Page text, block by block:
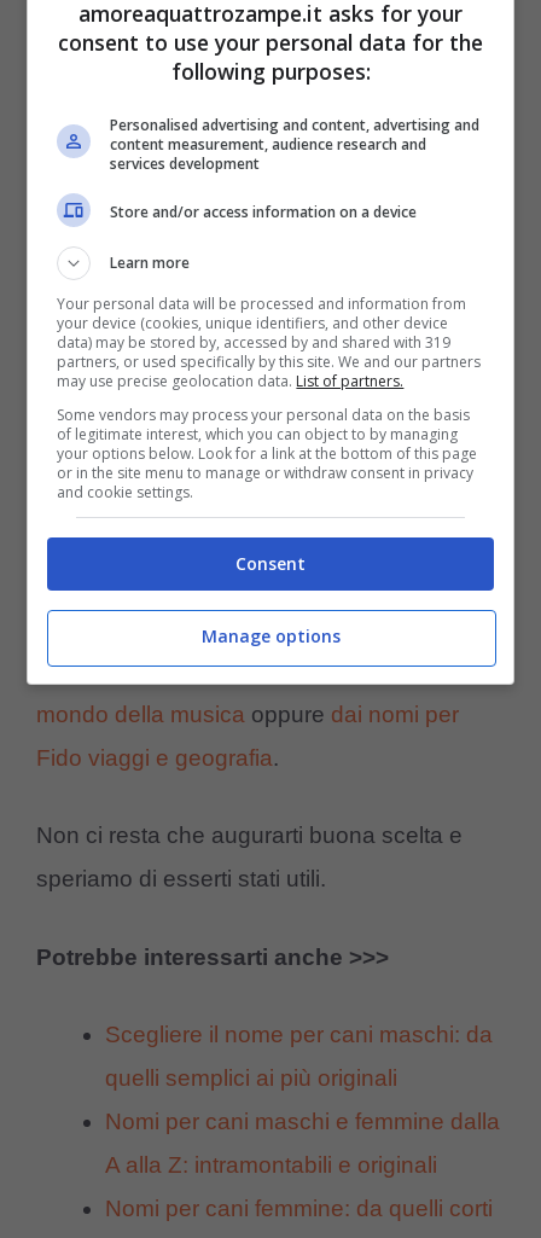
consigli sei ancora nell’impasse più totale?
Non disperare, può accadere. Non ti
lasciamo solo in questo momento, anzi, ti
offriamo altri ricchi spunti. Innanzitutto i nomi
di cani femmine e maschi che iniziano con le
altre lettere dell’alfabeto
F
,X,Y,Z .
Ma non è tutto. Se pensi che la prima lettera
non sia la scelta giusta per il tuo nuovo
amico a quattro zampe puoi optare per i
di cani deifilm,oppure per inomi dei Fido
dei
nomi
inglesi e americani. Ah, potresti anche
lasciati ispiraredai nomi di cani legati al
mondo della musica oppure dai nomi per
Fido viaggi e geografia.
Non ci resta che augurarti buona scelta e
speriamo di esserti stati utili.
Potrebbe interessarti anche >>>
Scegliere il nome per cani maschi: da
quelli semplici ai più originali
Nomi per cani maschi e femmine dalla
A alla Z: intramontabili e originali
Nomi per cani femmine: da quelli corti
amoreaquattrozampe.it asks for your
consent to use your personal data for the
following purposes:
Personalised advertising and content, advertising and
content measurement, audience research and
services development
Store and/or access information on a device
Learn more
Your personal data will be processed and information from
your device (cookies, unique identifiers, and other device
data) may be stored by, accessed by and shared with 319
partners, or used specifically by this site. We and our partners
may use precise geolocation data. List of partners.
Some vendors may process your personal data on the basis
of legitimate interest, which you can object to by managing
your options below. Look for a link at the bottom of this page
or in the site menu to manage or withdraw consent in privacy
and cookie settings.
Consent
Manage options